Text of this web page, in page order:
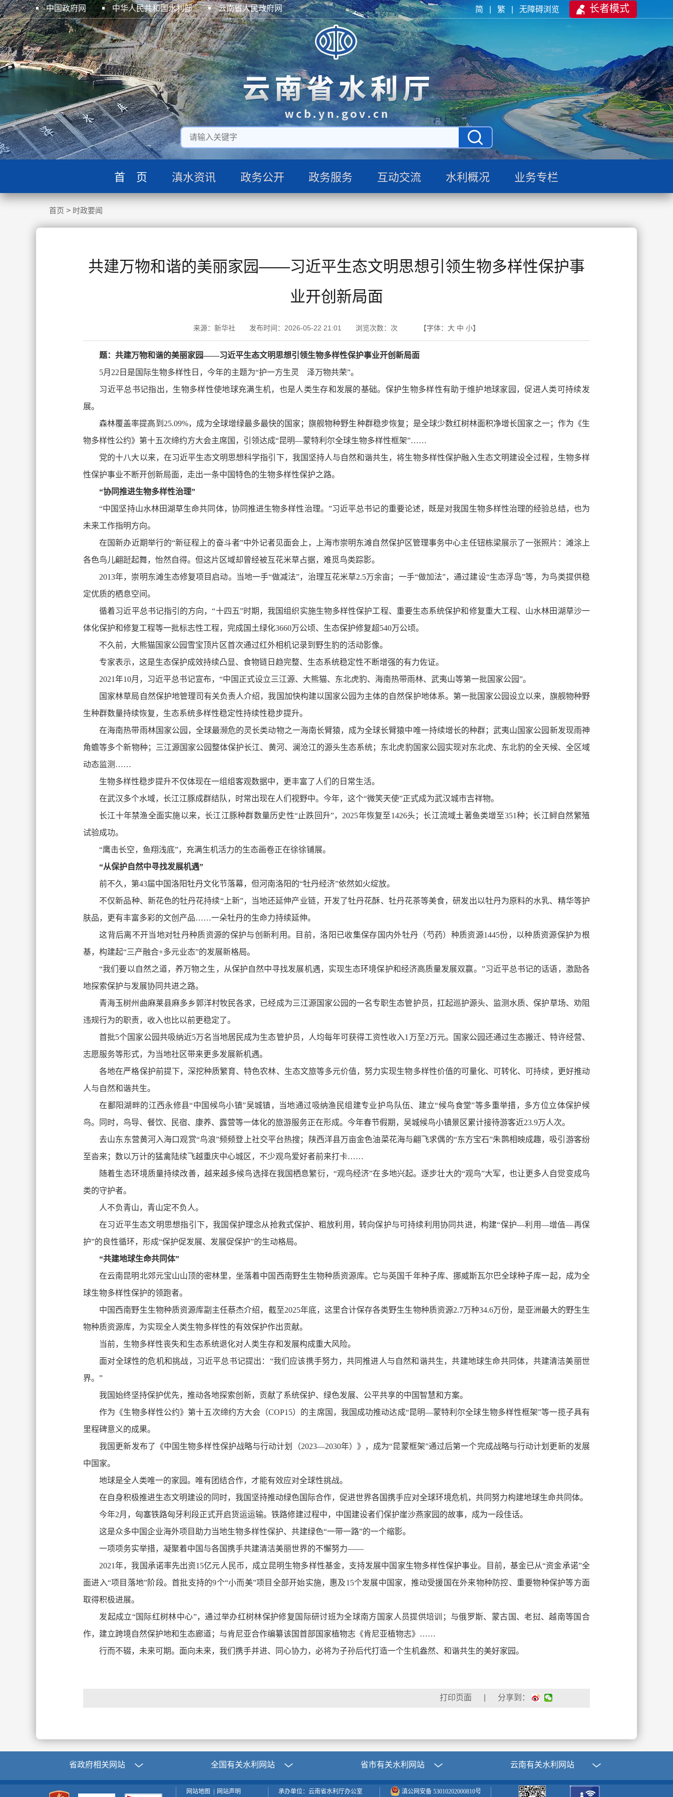
中国政府网 中华人民共和国水利部 云南省人民政府网 简 繁 无障碍浏览 长者模式
首 页 滇水资讯 政务公开 政务服务 互动交流 水利概况 业务专栏
首页 > 时政要闻
共建万物和谐的美丽家园——习近平生态文明思想引领生物多样性保护事
业开创新局面
来源：新华社 发布时间：2026-05-22 21:01 浏览次数： 次 【字体： 大 中 小】
题：共建万物和谐的美丽家园——习近平生态文明思想引领生物多样性保护事业开创新局面
5月22日是国际生物多样性日，今年的主题为“护一方生灵 泽万物共荣”。
习近平总书记指出，生物多样性使地球充满生机，也是人类生存和发展的基础。保护生物多样性有助于维护地球家园，促进人类可持续发
展。
森林覆盖率提高到25.09%，成为全球增绿最多最快的国家；旗舰物种野生种群稳步恢复；是全球少数红树林面积净增长国家之一；作为《生
物多样性公约》第十五次缔约方大会主席国，引领达成“昆明—蒙特利尔全球生物多样性框架”……
党的十八大以来，在习近平生态文明思想科学指引下，我国坚持人与自然和谐共生，将生物多样性保护融入生态文明建设全过程，生物多样
性保护事业不断开创新局面，走出一条中国特色的生物多样性保护之路。
“协同推进生物多样性治理”
“中国坚持山水林田湖草生命共同体，协同推进生物多样性治理。”习近平总书记的重要论述，既是对我国生物多样性治理的经验总结，也为
未来工作指明方向。
在国新办近期举行的“新征程上的奋斗者”中外记者见面会上，上海市崇明东滩自然保护区管理事务中心主任钮栋梁展示了一张照片：滩涂上
各色鸟儿翩跹起舞，怡然自得。但这片区域却曾经被互花米草占据，难觅鸟类踪影。
2013年，崇明东滩生态修复项目启动。当地一手“做减法”，治理互花米草2.5万余亩；一手“做加法”，通过建设“生态浮岛”等，为鸟类提供稳
定优质的栖息空间。
循着习近平总书记指引的方向，“十四五”时期，我国组织实施生物多样性保护工程、重要生态系统保护和修复重大工程、山水林田湖草沙一
体化保护和修复工程等一批标志性工程，完成国土绿化3660万公顷、生态保护修复超540万公顷。
不久前，大熊猫国家公园雪宝顶片区首次通过红外相机记录到野生豹的活动影像。
专家表示，这是生态保护成效持续凸显、食物链日趋完整、生态系统稳定性不断增强的有力佐证。
2021年10月，习近平总书记宣布，“中国正式设立三江源、大熊猫、东北虎豹、海南热带雨林、武夷山等第一批国家公园”。
国家林草局自然保护地管理司有关负责人介绍，我国加快构建以国家公园为主体的自然保护地体系。第一批国家公园设立以来，旗舰物种野
生种群数量持续恢复，生态系统多样性稳定性持续性稳步提升。
在海南热带雨林国家公园，全球最濒危的灵长类动物之一海南长臂猿，成为全球长臂猿中唯一持续增长的种群；武夷山国家公园新发现雨神
角蟾等多个新物种；三江源国家公园整体保护长江、黄河、澜沧江的源头生态系统；东北虎豹国家公园实现对东北虎、东北豹的全天候、全区域
动态监测……
生物多样性稳步提升不仅体现在一组组客观数据中，更丰富了人们的日常生活。
在武汉多个水域，长江江豚成群结队，时常出现在人们视野中。今年，这个“微笑天使”正式成为武汉城市吉祥物。
长江十年禁渔全面实施以来，长江江豚种群数量历史性“止跌回升”，2025年恢复至1426头；长江流域土著鱼类增至351种；长江鲟自然繁殖
试验成功。
“鹰击长空，鱼翔浅底”，充满生机活力的生态画卷正在徐徐铺展。
“从保护自然中寻找发展机遇”
前不久，第43届中国洛阳牡丹文化节落幕，但河南洛阳的“牡丹经济”依然如火绽放。
不仅新品种、新花色的牡丹花持续“上新”，当地还延伸产业链，开发了牡丹花酥、牡丹花茶等美食，研发出以牡丹为原料的水乳、精华等护
肤品，更有丰富多彩的文创产品……一朵牡丹的生命力持续延伸。
这背后离不开当地对牡丹种质资源的保护与创新利用。目前，洛阳已收集保存国内外牡丹（芍药）种质资源1445份，以种质资源保护为根
基，构建起“三产融合+多元业态”的发展新格局。
“我们要以自然之道，养万物之生，从保护自然中寻找发展机遇，实现生态环境保护和经济高质量发展双赢。”习近平总书记的话语，激励各
地探索保护与发展协同共进之路。
青海玉树州曲麻莱县麻多乡郭洋村牧民各求，已经成为三江源国家公园的一名专职生态管护员，扛起巡护源头、监测水质、保护草场、劝阻
违规行为的职责，收入也比以前更稳定了。
首批5个国家公园共吸纳近5万名当地居民成为生态管护员，人均每年可获得工资性收入1万至2万元。国家公园还通过生态搬迁、特许经营、
志愿服务等形式，为当地社区带来更多发展新机遇。
各地在严格保护前提下，深挖种质繁育、特色农林、生态文旅等多元价值，努力实现生物多样性价值的可量化、可转化、可持续，更好推动
人与自然和谐共生。
在鄱阳湖畔的江西永修县“中国候鸟小镇”吴城镇，当地通过吸纳渔民组建专业护鸟队伍、建立“候鸟食堂”等多重举措，多方位立体保护候
鸟。同时，鸟导、餐饮、民宿、康养、露营等一体化的旅游服务正在形成。今年春节假期，吴城候鸟小镇景区累计接待游客近23.9万人次。
去山东东营黄河入海口观赏“鸟浪”频频登上社交平台热搜；陕西洋县万亩金色油菜花海与翩飞求偶的“东方宝石”朱鹮相映成趣，吸引游客纷
至沓来；数以万计的猛禽陆续飞越重庆中心城区，不少观鸟爱好者前来打卡……
随着生态环境质量持续改善，越来越多候鸟选择在我国栖息繁衍，“观鸟经济”在多地兴起。逐步壮大的“观鸟”大军，也让更多人自觉变成鸟
类的守护者。
人不负青山，青山定不负人。
在习近平生态文明思想指引下，我国保护理念从抢救式保护、粗放利用，转向保护与可持续利用协同共进，构建“保护—利用—增值—再保
护”的良性循环，形成“保护促发展、发展促保护”的生动格局。
“共建地球生命共同体”
在云南昆明北郊元宝山山顶的密林里，坐落着中国西南野生生物种质资源库。它与英国千年种子库、挪威斯瓦尔巴全球种子库一起，成为全
球生物多样性保护的领跑者。
中国西南野生生物种质资源库副主任蔡杰介绍，截至2025年底，这里合计保存各类野生生物种质资源2.7万种34.6万份，是亚洲最大的野生生
物种质资源库，为实现全人类生物多样性的有效保护作出贡献。
当前，生物多样性丧失和生态系统退化对人类生存和发展构成重大风险。
面对全球性的危机和挑战，习近平总书记提出：“我们应该携手努力，共同推进人与自然和谐共生，共建地球生命共同体，共建清洁美丽世
界。”
我国始终坚持保护优先，推动各地探索创新，贡献了系统保护、绿色发展、公平共享的中国智慧和方案。
作为《生物多样性公约》第十五次缔约方大会（COP15）的主席国，我国成功推动达成“昆明—蒙特利尔全球生物多样性框架”等一揽子具有
里程碑意义的成果。
我国更新发布了《中国生物多样性保护战略与行动计划（2023—2030年）》，成为“昆蒙框架”通过后第一个完成战略与行动计划更新的发展
中国家。
地球是全人类唯一的家园。唯有团结合作，才能有效应对全球性挑战。
在自身积极推进生态文明建设的同时，我国坚持推动绿色国际合作，促进世界各国携手应对全球环境危机，共同努力构建地球生命共同体。
今年2月，匈塞铁路匈牙利段正式开启货运运输。铁路修建过程中，中国建设者们保护崖沙燕家园的故事，成为一段佳话。
这是众多中国企业海外项目助力当地生物多样性保护、共建绿色“一带一路”的一个缩影。
一项项务实举措，凝聚着中国与各国携手共建清洁美丽世界的不懈努力——
2021年，我国承诺率先出资15亿元人民币，成立昆明生物多样性基金，支持发展中国家生物多样性保护事业。目前，基金已从“资金承诺”全
面进入“项目落地”阶段。首批支持的9个“小而美”项目全部开始实施，惠及15个发展中国家，推动受援国在外来物种防控、重要物种保护等方面
取得积极进展。
发起成立“国际红树林中心”，通过举办红树林保护修复国际研讨班为全球南方国家人员提供培训；与俄罗斯、蒙古国、老挝、越南等国合
作，建立跨境自然保护地和生态廊道；与肯尼亚合作编纂该国首部国家植物志《肯尼亚植物志》……
行而不辍，未来可期。面向未来，我们携手并进、同心协力，必将为子孙后代打造一个生机盎然、和谐共生的美好家园。
| 分享到：
省政府相关网站 全国有关水利网站 省市有关水利网站 云南有关水利网站
网站地图 网站声明 承办单位：云南省水利厅办公室 滇公网安备 53010202000810号